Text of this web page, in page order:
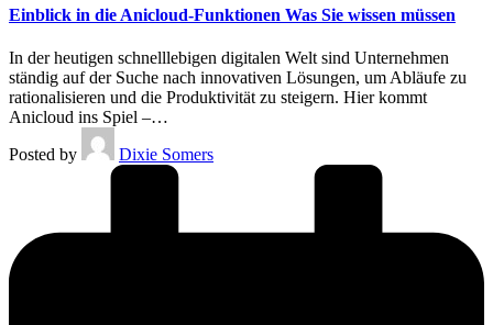
Einblick in die Anicloud-Funktionen Was Sie wissen müssen
In der heutigen schnelllebigen digitalen Welt sind Unternehmen
ständig auf der Suche nach innovativen Lösungen, um Abläufe zu
rationalisieren und die Produktivität zu steigern. Hier kommt
Anicloud ins Spiel –…
Posted by
Dixie Somers